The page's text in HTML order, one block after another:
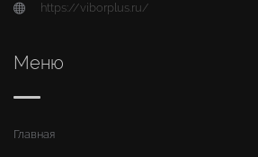
https://viborplus.ru/
Меню
Главная